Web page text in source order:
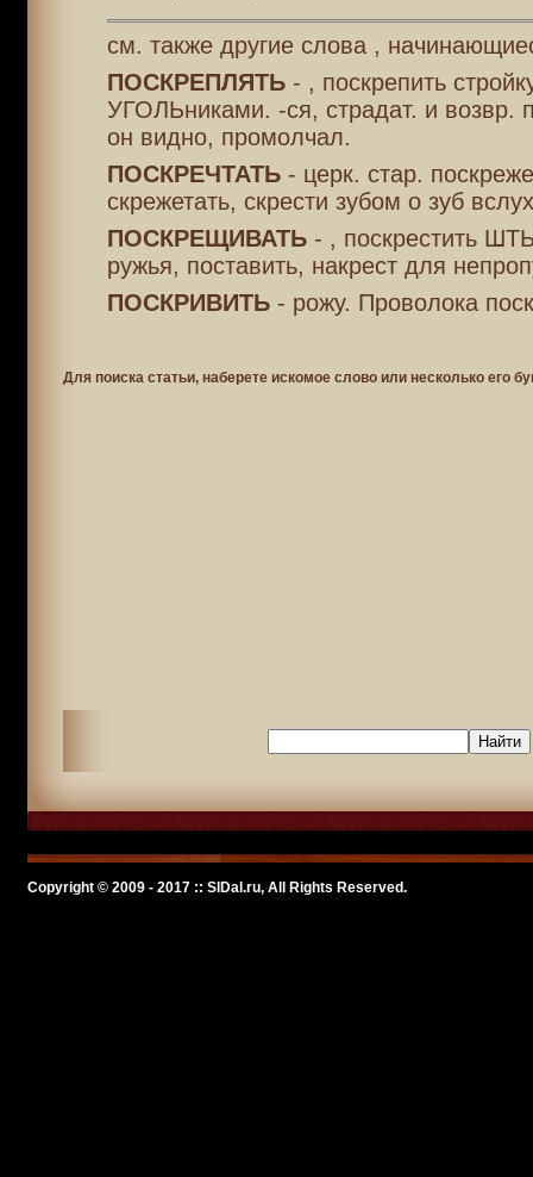
см. также другие слова ,
ПОСКРЕПЛЯТЬ- , поскрепить
УГОЛЬниками. -ся, страдат. и возвр.
он видно, промолчал.
ПОСКРЕЧТАТЬ- церк. стар.
скрежетать, скрести зубом о зуб
ПОСКРЕЩИВАТЬ- , поскрестить
ружья, поставить, накрест для
ПОСКРИВИТЬ- рожу. Проволока
Для поиска статьи, наберете искомое слово или несколько его
Copyright © 2009 - 2017 :: SlDal.ru, All Rights Reserved.